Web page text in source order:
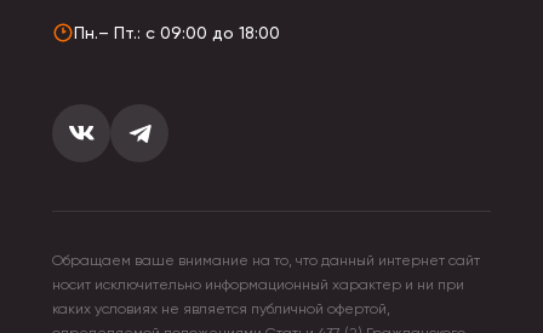
Пн.– Пт.: с 09:00 до 18:00
Обращаем ваше внимание на то, что данный интернет сайт
носит исключительно информационный характер и ни при
каких условиях не является публичной офертой,